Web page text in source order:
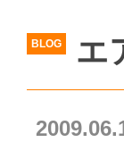
エ
BLOG